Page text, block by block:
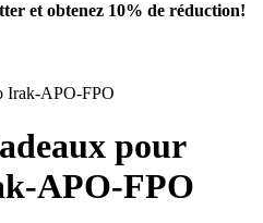
et obtenez 10% de réduction!
Irak-APO-FPO
pour
APO-FPO